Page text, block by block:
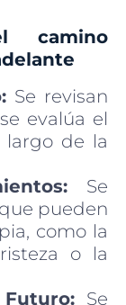
camino
Se revisan
evalúa el
largo de la
Se
pueden
como la
o la
Se